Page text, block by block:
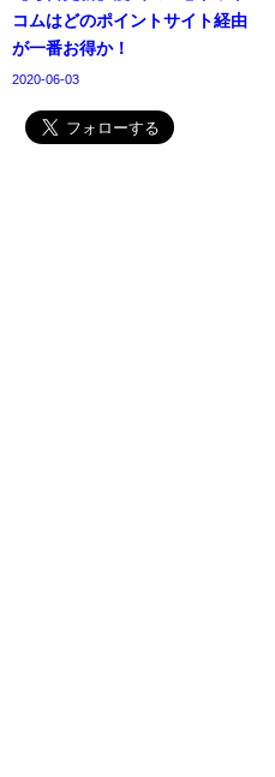
コムはどのポイントサイト経由
が一番お得か！
2020-06-03